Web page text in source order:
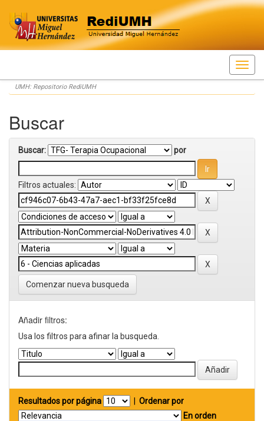
Skip
navigation
UMH: Repositorio RediUMH
Buscar
Buscar: por
Filtros actuales:
Comenzar nueva busqueda
Añadir filtros:
Usa los filtros para afinar la busqueda.
Resultados por página
Ordenar por
En orden